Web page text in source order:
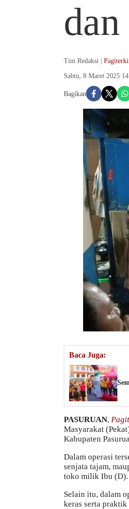
Tim Redaksi |
Sabtu, 8 Maret 2025
Bagikan
Baca Juga:
PASURUAN,
Masyarakat
Kabupaten
Dalam operasi
senjata tajam,
toko milik Ibu (D).
Selain itu, dalam
keras serta